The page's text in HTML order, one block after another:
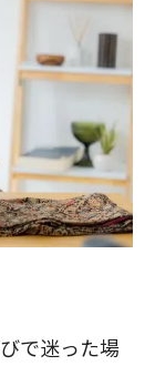
で迷った場